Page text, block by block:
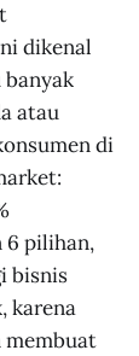
dikenal
atau
di
6 pilihan,
bisnis
karena
membuat